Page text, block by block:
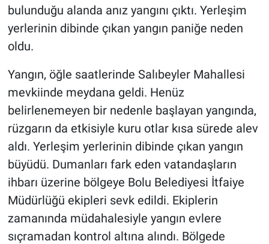
bulunduğu alanda anız yangını çıktı. Yerleşim
yerlerinin dibinde çıkan yangın paniğe neden
oldu.
Yangın, öğle saatlerinde Salıbeyler Mahallesi
mevkiinde meydana geldi. Henüz
belirlenemeyen bir nedenle başlayan yangında,
rüzgarın da etkisiyle kuru otlar kısa sürede alev
aldı. Yerleşim yerlerinin dibinde çıkan yangın
büyüdü. Dumanları fark eden vatandaşların
ihbarı üzerine bölgeye Bolu Belediyesi İtfaiye
Müdürlüğü ekipleri sevk edildi. Ekiplerin
zamanında müdahalesiyle yangın evlere
sıçramadan kontrol altına alındı. Bölgede